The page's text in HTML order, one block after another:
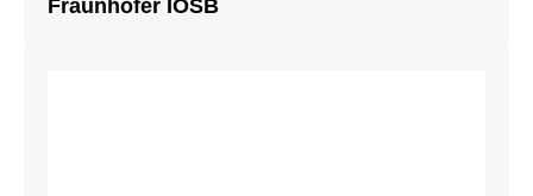
Fraunhofer IOSB